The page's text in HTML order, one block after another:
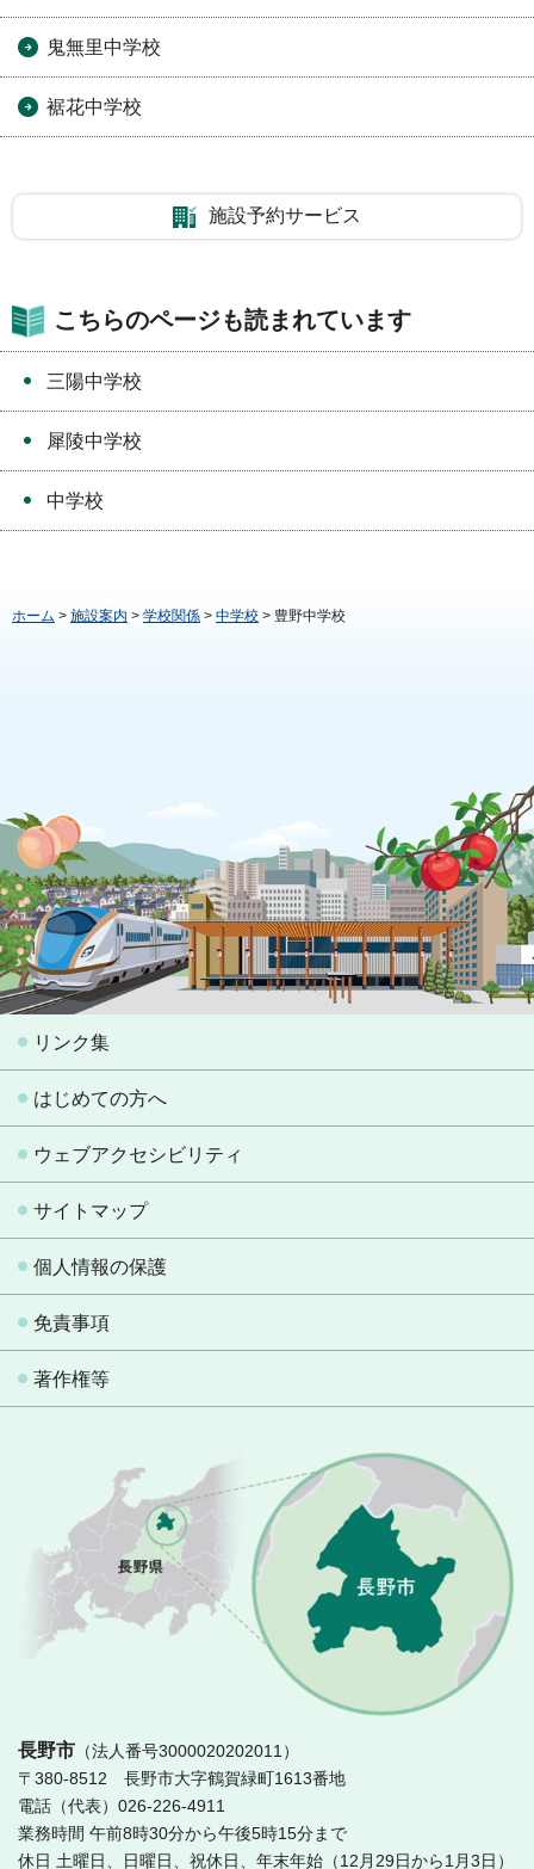
鬼無里中学校
裾花中学校
施設予約サービス
こちらのページも読まれています
三陽中学校
犀陵中学校
中学校
ホーム > 施設案内 > 学校関係 > 中学校 > 豊野中学校
リンク集
はじめての方へ
ウェブアクセシビリティ
サイトマップ
個人情報の保護
免責事項
著作権等
長野市 （法人番号3000020202011）
〒380-8512 長野市大字鶴賀緑町1613番地
電話（代表）026-226-4911
業務時間 午前8時30分から午後5時15分まで
休日 土曜日、日曜日、祝休日、年末年始（12月29日から1月3日）